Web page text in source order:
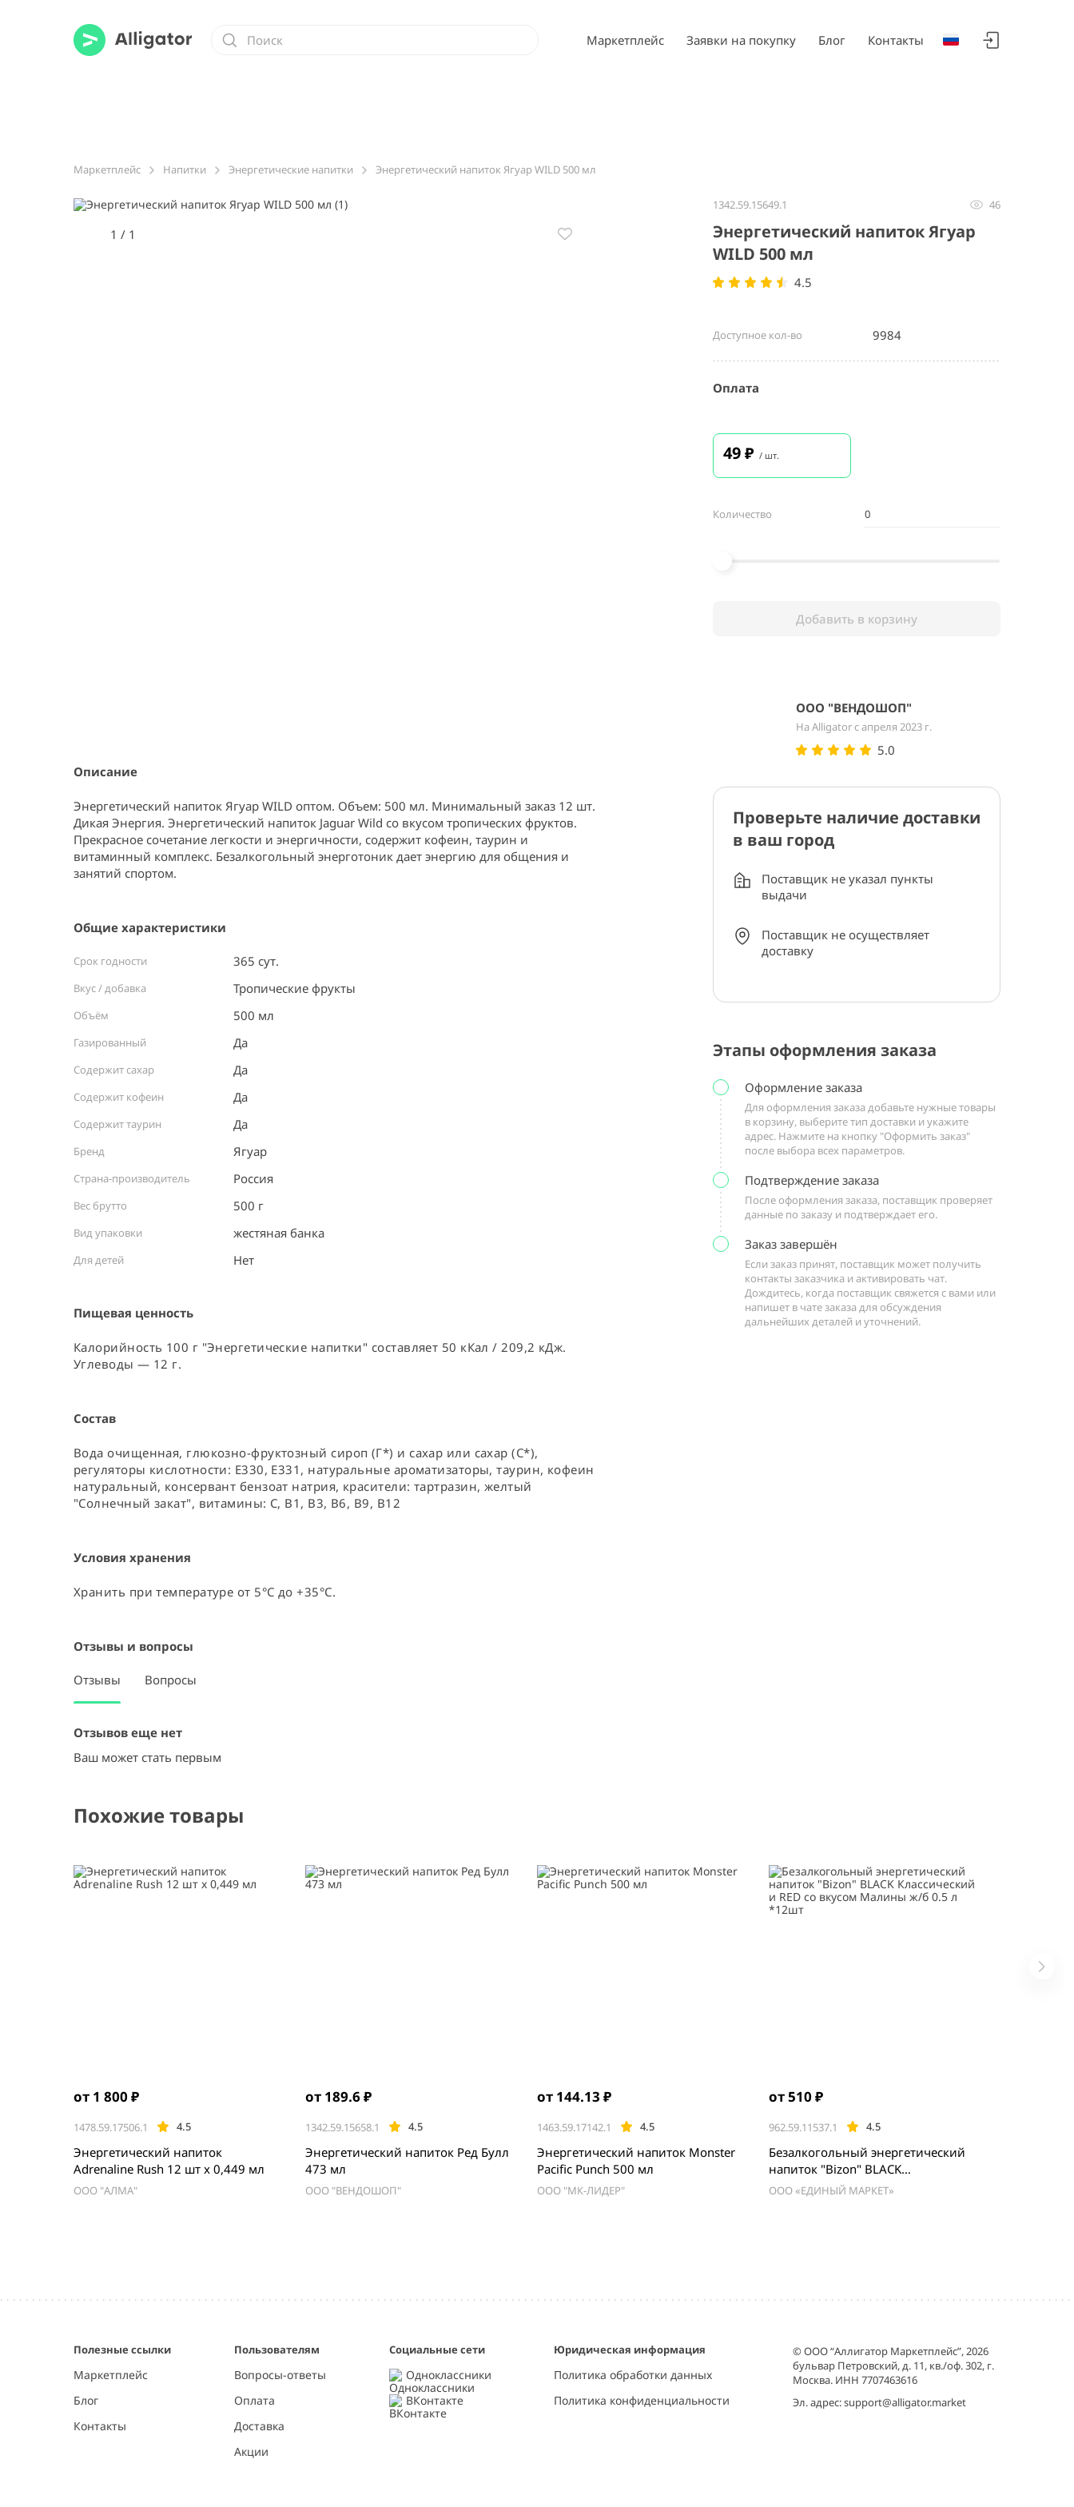
Маркетплейс Заявки на покупку Блог Контакты
Маркетплейс Напитки Энергетические напитки Энергетический напиток Ягуар WILD 500 мл
1 / 1
1
Описание
Энергетический напиток Ягуар WILD оптом. Объем: 500 мл. Минимальный заказ 12 шт.
Дикая Энергия. Энергетический напиток Jaguar Wild со вкусом тропических фруктов.
Прекрасное сочетание легкости и энергичности, содержит кофеин, таурин и
витаминный комплекс. Безалкогольный энерготоник дает энергию для общения и
занятий спортом.
Общие характеристики
Срок годности 365 сут.
Вкус / добавка Тропические фрукты
Объём 500 мл
Газированный Да
Содержит сахар Да
Содержит кофеин Да
Содержит таурин Да
Бренд Ягуар
Страна-производитель Россия ⠀
Вес брутто 500 г
Вид упаковки жестяная банка ⠀
Для детей Нет
Пищевая ценность
Калорийность 100 г "Энергетические напитки" составляет 50 кКал / 209,2 кДж.
Углеводы — 12 г.
Состав
Вода очищенная, глюкозно-фруктозный сироп (Г*) и сахар или сахар (С*),
регуляторы кислотности: Е330, Е331, натуральные ароматизаторы, таурин, кофеин
натуральный, консервант бензоат натрия, красители: тартразин, желтый
"Солнечный закат", витамины: С, В1, В3, В6, В9, В12
Условия хранения
Хранить при температуре от 5°C до +35°C.
Отзывы и вопросы
Отзывы Вопросы
Отзывов еще нет
Ваш может стать первым
1342.59.15649.1 46
Энергетический напиток Ягуар
WILD 500 мл
4.5
Доступное кол-во 9984
Оплата
49₽ / шт.
Количество
Добавить в корзину
ООО "ВЕНДОШОП"
На Alligator с апреля 2023 г.
5.0
Проверьте наличие доставки
в ваш город
Поставщик не указал пункты
выдачи
Поставщик не осуществляет
доставку
Этапы оформления заказа
Оформление заказа
Для оформления заказа добавьте нужные товары
в корзину, выберите тип доставки и укажите
адрес. Нажмите на кнопку "Оформить заказ"
после выбора всех параметров.
Подтверждение заказа
После оформления заказа, поставщик проверяет
данные по заказу и подтверждает его.
Заказ завершён
Если заказ принят, поставщик может получить
контакты заказчика и активировать чат.
Дождитесь, когда поставщик свяжется с вами или
напишет в чате заказа для обсуждения
дальнейших деталей и уточнений.
Похожие товары
от 1 800 ₽
1478.59.17506.1 4.5
Энергетический напиток
Adrenaline Rush 12 шт х 0,449 мл
ООО "АЛМА"
от 189.6 ₽
1342.59.15658.1 4.5
Энергетический напиток Ред Булл
473 мл
ООО "ВЕНДОШОП"
от 144.13 ₽
1463.59.17142.1 4.5
Энергетический напиток Monster
Pacific Punch 500 мл
ООО "МК-ЛИДЕР"
от 510 ₽
962.59.11537.1 4.5
Безалкогольный энергетический
напиток "Bizon" BLACK
Классический и RED со вкусом
ООО «ЕДИНЫЙ МАРКЕТ»
Полезные ссылки
Маркетплейс
Блог
Контакты
Пользователям
Вопросы-ответы
Оплата
Доставка
Акции
Социальные сети
Одноклассники
ВКонтакте
Юридическая информация
Политика обработки данных
Политика конфиденциальности
© ООО “Аллигатор Маркетплейс”, 2026
бульвар Петровский, д. 11, кв./оф. 302, г.
Москва. ИНН 7707463616
Эл. адрес:support@alligator.market